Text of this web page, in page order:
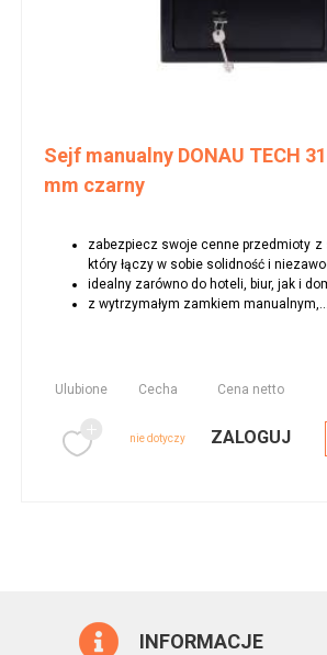
Sejf manualny DONAU TECH
mm czarny
zabezpiecz swoje cenne przedmioty z
który łączy w sobie solidność i
idealny zarówno do hoteli, biur, jak i
z wytrzymałym zamkiem manualnym,...
Ulubione Cecha Cena netto
nie dotyczy ZALOGUJ
INFORMACJE